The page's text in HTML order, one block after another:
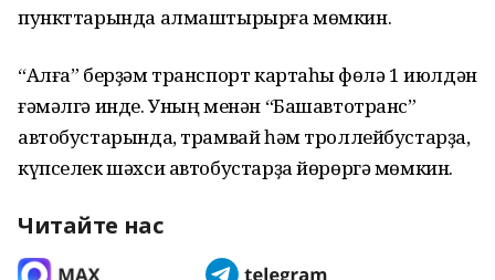
пункттарында алмаштырырға мөмкин.
“Алға” берҙәм транспорт картаһы Өфөлә 1 июлдән
ғәмәлгә инде. Уның менән “Башавтотранс”
автобустарында, трамвай һәм троллейбустарҙа,
күпселек шәхси автобустарҙа йөрөргә мөмкин.
Читайте нас